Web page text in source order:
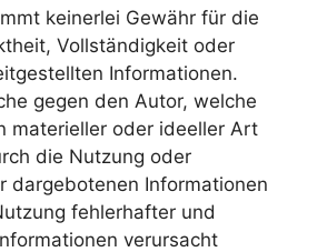
keinerlei Gewähr für die
Vollständigkeit oder
Informationen.
gegen den Autor, welche
materieller oder ideeller Art
die Nutzung oder
dargebotenen Informationen
fehlerhafter und
verursacht